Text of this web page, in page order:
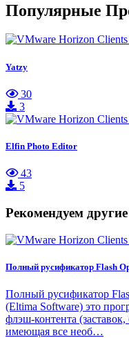
Популярные
Yatzy
30
3
Elfin Photo Editor
43
5
Рекомендуем
Полный русификатор Flash
Полный русификатор
(Eltima Software) это
флэш-контента
имеющая все необ…